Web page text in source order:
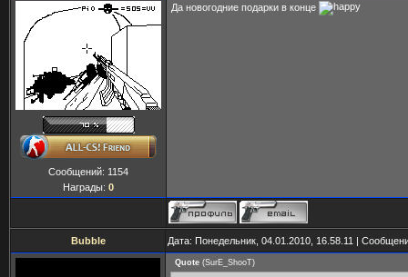
Сообщений: 1154
Награды: 0
Да новогодние подарки в конце
Bubble Дата: Понедельник, 04.01.2010, 16.58.11 |
Quote (SurE_ShooT)